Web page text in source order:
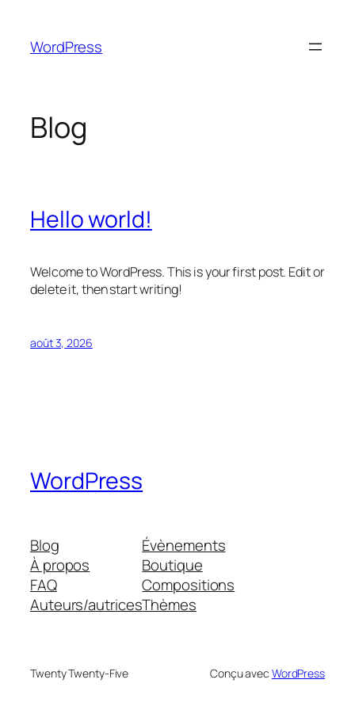
contenu
WordPress
Blog
Hello world!
Welcome to WordPress. This is your first post. Edit or
delete it, then start writing!
août 3, 2026
WordPress
Blog
À propos
FAQ
Auteurs/autrices
Évènements
Boutique
Compositions
Thèmes
Twenty Twenty-Five Conçu avec WordPress